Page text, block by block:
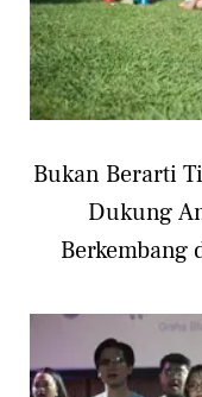
Bukan Berarti
Dukung
Berkembang